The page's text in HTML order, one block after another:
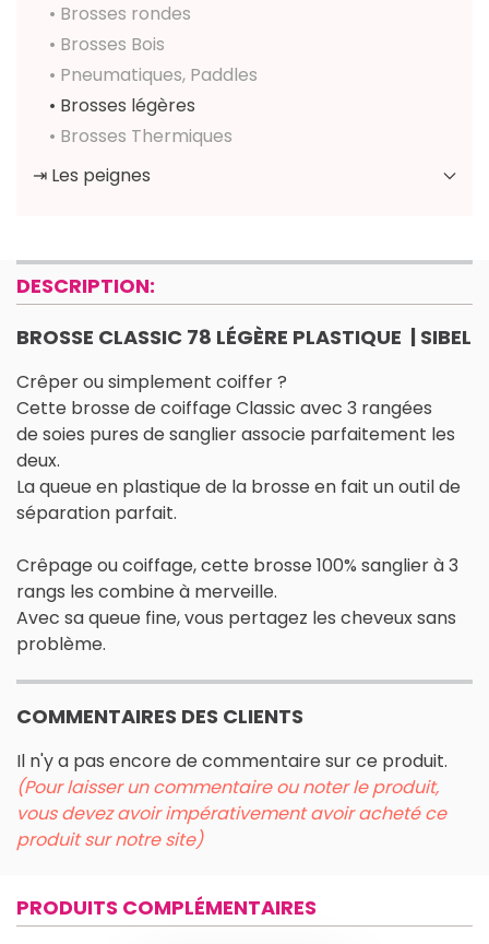
• Brosses rondes
• Brosses Bois
• Pneumatiques, Paddles
• Brosses légères
• Brosses Thermiques
⇥ Les peignes
DESCRIPTION:
BROSSE CLASSIC 78 LÉGÈRE PLASTIQUE | SIBEL
Crêper ou simplement coiffer ?
Cette brosse de coiffage Classic avec 3 rangées
de soies pures de sanglier associe parfaitement les
deux.
La queue en plastique de la brosse en fait un outil de
séparation parfait.
Crêpage ou coiffage, cette brosse 100% sanglier à 3
rangs les combine à merveille.
Avec sa queue fine, vous pertagez les cheveux sans
problème.
COMMENTAIRES DES CLIENTS
Il n'y a pas encore de commentaire sur ce produit.
(Pour laisser un commentaire ou noter le produit,
vous devez avoir impérativement avoir acheté ce
produit sur notre site)
PRODUITS COMPLÉMENTAIRES